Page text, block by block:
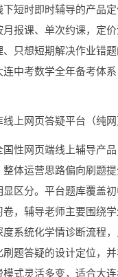
下短时即时辅导的产品
报课、单次约课，定
、只想短期解决作业错
中考数学全年备考体
上网页答疑平台（纯网
性网页端线上辅导产
体运营思路偏向刷题
显区分。平台题库覆盖
，辅导老师主要围绕
度系统化学情诊断流程
刷题答疑的设计定位，
式灵活多变，适合大